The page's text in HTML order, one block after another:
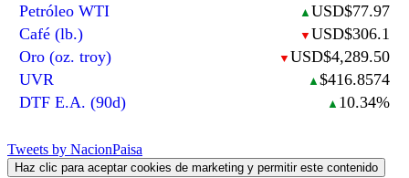
Petróleo WTI
▲ USD$77.97
Café (lb.)
▼ USD$306.1
Oro (oz. troy)
▼ USD$4,289.50
UVR
▲ $416.8574
DTF E.A. (90d)
▲ 10.34%
Tweets by NacionPaisa
Haz clic para aceptar cookies de marketing y permitir este contenido